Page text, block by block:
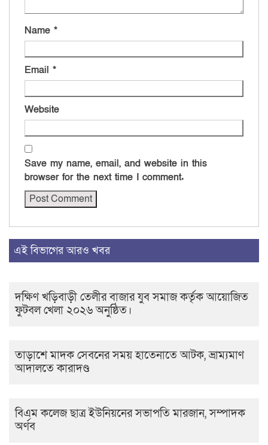
Name *
Email *
Website
Save my name, email, and website in this
browser for the next time I comment.
এই বিভাগের আরও খবর
দক্ষিণ খড়িবাড়ী তেলীর বাজার যুব সমাজ কর্তৃক আয়োজিত
ফুটবল খেলা ২০২৬ অনুষ্ঠিত।
তাড়াশে মাদক সেবনের সময় হাতেনাতে আটক, ভ্রাম্যমাণ
আদালতে কারাদণ্ড
বিএম কলেজ ছাত্র ইউনিয়নের সভাপতি মারজান, সম্পাদক
অর্ণব